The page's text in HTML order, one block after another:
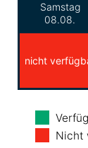
Samstag
08.08.
nicht
Dienstag
11.08.
Nicht